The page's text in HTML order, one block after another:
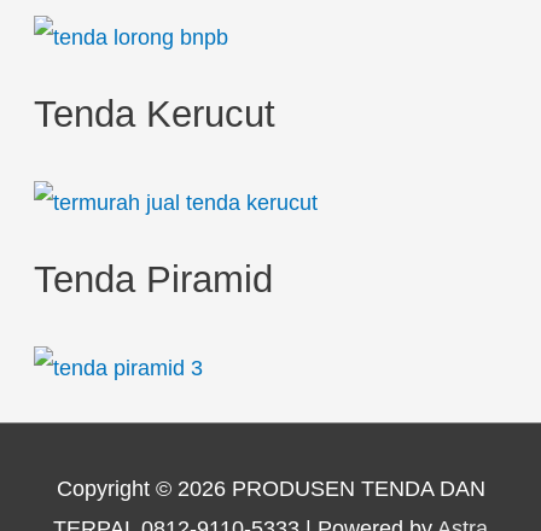
Tenda Kerucut
Tenda Piramid
Copyright © 2026 PRODUSEN TENDA DAN